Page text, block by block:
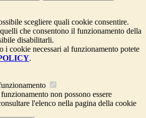
scegliere quali cookie consentire.
che consentono il funzionamento della
disabilitarli.
i cookie necessari al funzionamento potete
.
non possono essere
l'elenco nella pagina della cookie